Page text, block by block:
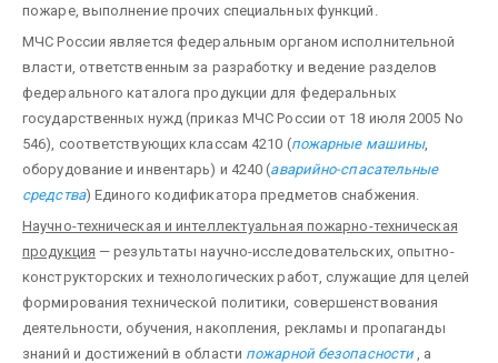
пожаре, выполнение прочих специальных функций.
МЧС России является федеральным органом исполнительной
власти, ответственным за разработку и ведение разделов
федерального каталога продукции для федеральных
государственных нужд (приказ МЧС России от 18 июля 2005 No
546), соответствующих классам 4210 (пожарные машины,
оборудование и инвентарь) и 4240 (аварийно-спасательные
средства) Единого кодификатора предметов снабжения.
Научно-техническая и интеллектуальная пожарно-техническая
продукция — результаты научно-исследовательских, опытно-
конструкторских и технологических работ, служащие для целей
формирования технической политики, совершенствования
деятельности, обучения, накопления, рекламы и пропаганды
знаний и достижений в области пожарной безопасности, а